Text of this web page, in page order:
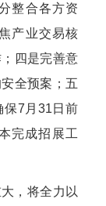
整合各方资
产业交易核
四是完善意
全预案；五
保7月31日前
完成招展工
，将全力以